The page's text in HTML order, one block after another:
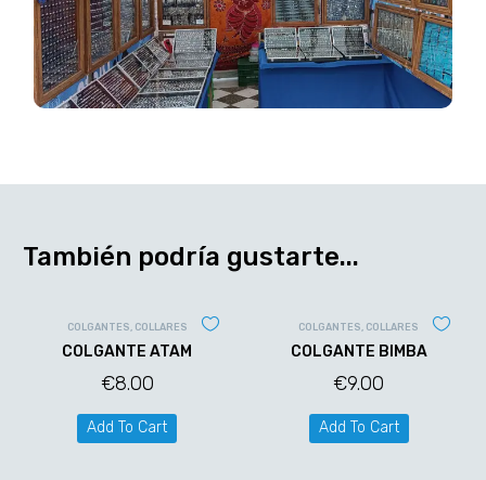
También podría gustarte...
COLGANTES COLLARES
COLGANTE ATAM
€8.00
Add To Cart
COLGANTES COLLARES
COLGANTE BIMBA
€9.00
Add To Cart